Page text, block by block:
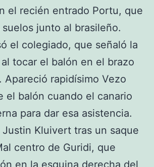
el recién entrado Portu, que
junto al brasileño.
el colegiado, que señaló la
tocar el balón en el brazo
Apareció rapidísimo Vezo
el balón cuando el canario
para dar esa asistencia.
Kluivert tras un saque
centro de Guridi, que
en la esquina derecha del